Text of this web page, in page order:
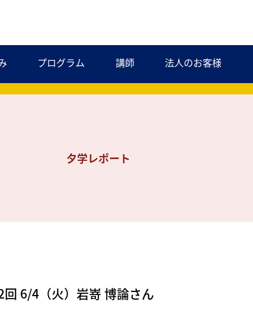
プログラム 講師 法人のお客様
夕学レポート
回 6/4（火）岩嵜 博論さん